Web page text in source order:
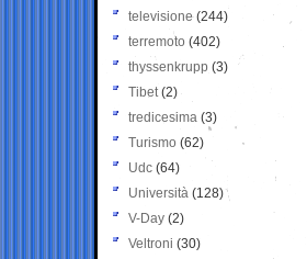
televisione(244)
terremoto (402)
thyssenkrupp (3)
Tibet(2)
tredicesima (3)
Turismo (62)
Udc (64)
Università (128)
V-Day (2)
Veltroni (30)